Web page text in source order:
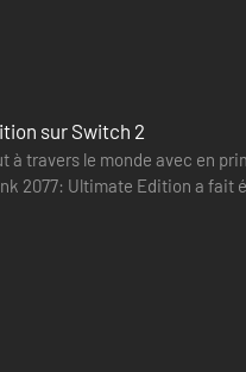
sur Switch 2
travers le monde avec en
2077: Ultimate Edition a fait